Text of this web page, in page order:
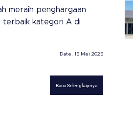
meraih penghargaan
terbaik kategori A di
Date, 15 Mei 2025
Baca Selengkapnya